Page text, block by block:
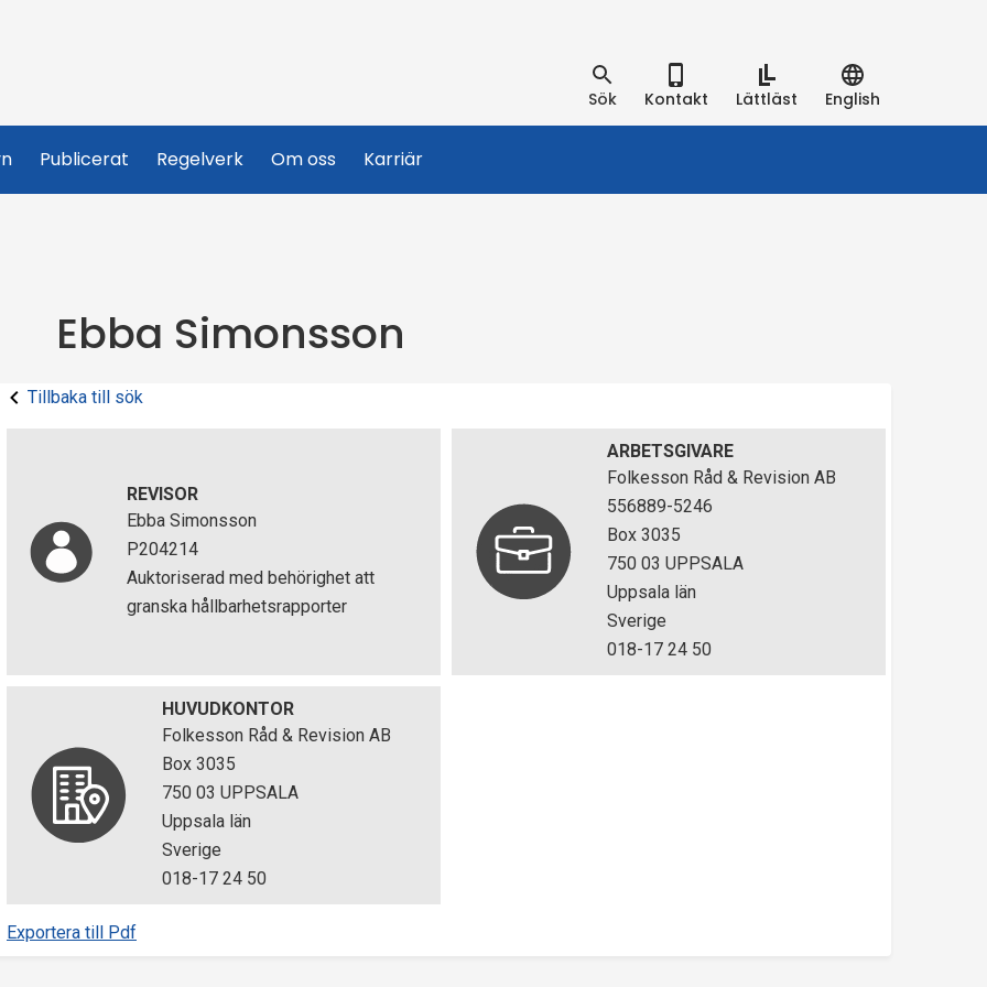
Sök Kontakt Lättläst English
Publicerat Regelverk Om oss Karriär
Ebba Simonsson
Tillbaka till sök
REVISOR
Ebba Simonsson
P204214
Auktoriserad med behörighet att
granska hållbarhetsrapporter
ARBETSGIVARE
Folkesson Råd & Revision AB
556889-5246
Box 3035
750 03 UPPSALA
Uppsala län
Sverige
018-17 24 50
HUVUDKONTOR
Folkesson Råd & Revision AB
Box 3035
750 03 UPPSALA
Uppsala län
Sverige
018-17 24 50
Exportera till Pdf